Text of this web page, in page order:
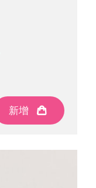
新增